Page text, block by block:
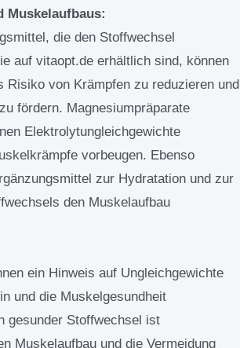
Muskelaufbaus:
die den Stoffwechsel
auf vitaopt.de erhältlich sind, können
Risiko von Krämpfen zu reduzieren und
fördern. Magnesiumpräparate
Elektrolytungleichgewichte
vorbeugen. Ebenso
zur Hydratation und zur
den Muskelaufbau
ein Hinweis auf Ungleichgewichte
und die Muskelgesundheit
gesunder Stoffwechsel ist
Muskelaufbau und die Vermeidung